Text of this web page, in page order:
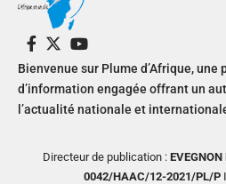
Bienvenue sur Plume d’Afrique, une
d’information engagée offrant un
l’actualité nationale et
Directeur de publication :
0042/HAAC/12-2021/PL/PI